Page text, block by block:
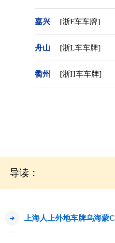
嘉兴 [浙F车车牌]
舟山 [浙L车车牌]
衢州 [浙H车车牌]
导读：
上海人上外地车牌乌海蒙C